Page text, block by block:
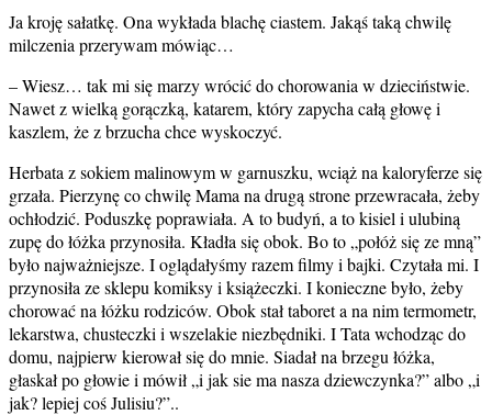
Ja kroję sałatkę. Ona wykłada blachę ciastem. Jakąś taką chwilę
milczenia przerywam mówiąc…
– Wiesz… tak mi się marzy wrócić do chorowania w dzieciństwie.
Nawet z wielką gorączką, katarem, który zapycha całą głowę i
kaszlem, że z brzucha chce wyskoczyć.
Herbata z sokiem malinowym w garnuszku, wciąż na kaloryferze się
grzała. Pierzynę co chwilę Mama na drugą strone przewracała, żeby
ochłodzić. Poduszkę poprawiała. A to budyń, a to kisiel i ulubiną
zupę do łóżka przynosiła. Kładła się obok. Bo to „połóż się ze mną”
było najważniejsze. I oglądałyśmy razem filmy i bajki. Czytała mi. I
przynosiła ze sklepu komiksy i książeczki. I konieczne było, żeby
chorować na łóżku rodziców. Obok stał taboret a na nim termometr,
lekarstwa, chusteczki i wszelakie niezbędniki. I Tata wchodząc do
domu, najpierw kierował się do mnie. Siadał na brzegu łóżka,
głaskał po głowie i mówił „i jak sie ma nasza dziewczynka?” albo „i
jak? lepiej coś Julisiu?”..